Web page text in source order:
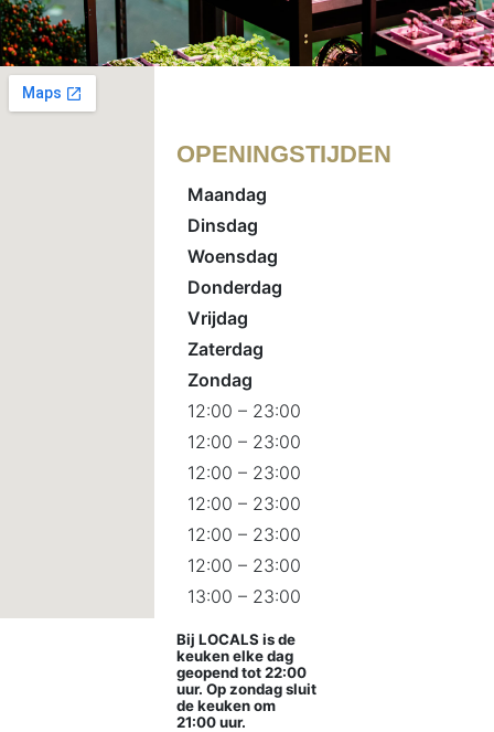
OPENINGSTIJDEN
Maandag
Dinsdag
Woensdag
Donderdag
Vrijdag
Zaterdag
Zondag
12:00 – 23:00
12:00 – 23:00
12:00 – 23:00
12:00 – 23:00
12:00 – 23:00
12:00 – 23:00
13:00 – 23:00
Bij LOCALS is de
keuken elke dag
geopend tot 22:00
uur. Op zondag sluit
de keuken om
21:00 uur.